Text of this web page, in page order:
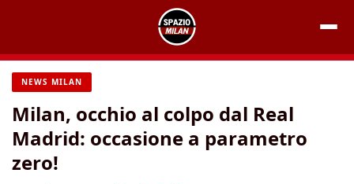
contenuto
NEWS MILAN
Milan, occhio al colpo dal Real
Madrid: occasione a parametro
zero!